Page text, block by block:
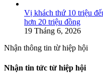
Vị khách thứ 10 triệu
hơn 20 triệu đồng
19 Tháng 6, 2026
Nhận thông tin từ hiệp hội
Nhận tin tức từ hiệp hội